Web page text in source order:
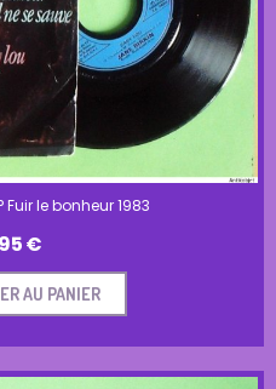
Fuir le bonheur 1983
€
AU PANIER